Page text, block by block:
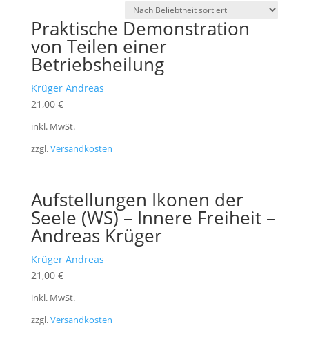
Beliebtheit
sortiert
Praktische Demonstration
von Teilen einer
Betriebsheilung
Krüger Andreas
21,00 €
inkl. MwSt.
zzgl.Versandkosten
Aufstellungen Ikonen der
Seele (WS) – Innere Freiheit –
Andreas Krüger
Krüger Andreas
21,00 €
inkl. MwSt.
zzgl.Versandkosten